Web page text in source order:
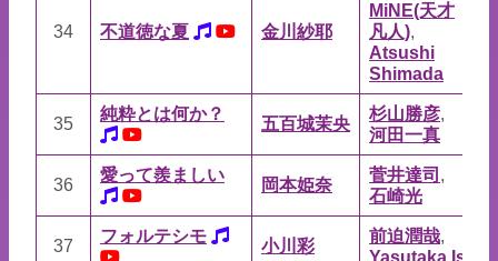
34 不道徳な夏 金川紗耶
MiNE(天才
凡人),
Atsushi
Shimada
35
純粋とは何か？
五百城茉央
杉山勝彦,
河田一真
36
愛って羨ましい
岡本姫奈
菅井達司 ,
石崎光
37
フォルテシモ
小川彩
前迫潤哉,
Yasutaka.Ishio